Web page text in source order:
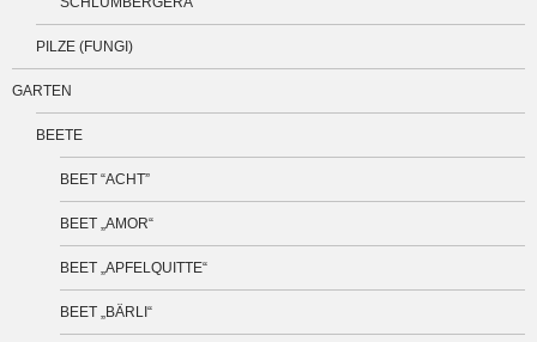
PILZE (FUNGI)
GARTEN
BEETE
BEET “ACHT”
BEET „AMOR“
BEET „APFELQUITTE“
BEET „BÄRLI“